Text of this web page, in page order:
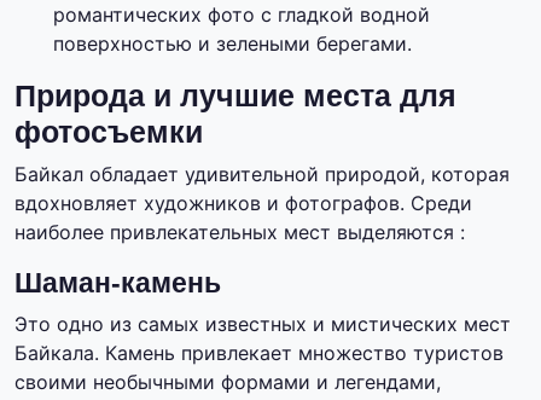
романтических фото с гладкой водной
поверхностью и зелеными берегами.
Природа и лучшие места для
фотосъемки
Байкал обладает удивительной природой, которая
вдохновляет художников и фотографов. Среди
наиболее привлекательных мест выделяются :
Шаман-камень
Это одно из самых известных и мистических мест
Байкала. Камень привлекает множество туристов
своими необычными формами и легендами,